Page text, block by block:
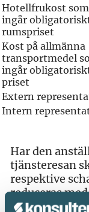
Hotellfrukost som
ingår
rumspriset
Kost på allmänna
transportmedel
ingår
priset
Extern
Intern
Har den
tjänsteresan
respektive
reduceras